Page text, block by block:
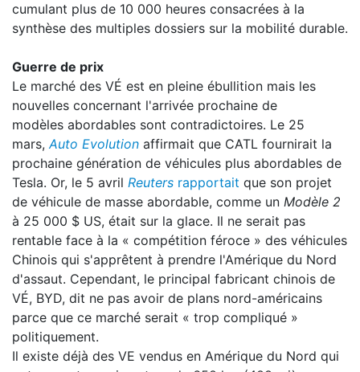
cumulant plus de 10 000 heures consacrées à la
synthèse des multiples dossiers sur la mobilité durable.
Guerre de prix
Le marché des VÉ est en pleine ébullition mais les
nouvelles concernant l'arrivée prochaine de
modèles abordables sont contradictoires. Le 25
mars, Auto Evolution affirmait que CATL fournirait la
prochaine génération de véhicules plus abordables de
Tesla. Or, le 5 avril Reuters rapportait que son projet
de véhicule de masse abordable, comme un Modèle 2
à 25 000 $ US, était sur la glace. Il ne serait pas
rentable face à la « compétition féroce » des véhicules
Chinois qui s'apprêtent à prendre l'Amérique du Nord
d'assaut. Cependant, le principal fabricant chinois de
VÉ, BYD, dit ne pas avoir de plans nord-américains
parce que ce marché serait « trop compliqué »
politiquement.
Il existe déjà des VE vendus en Amérique du Nord qui